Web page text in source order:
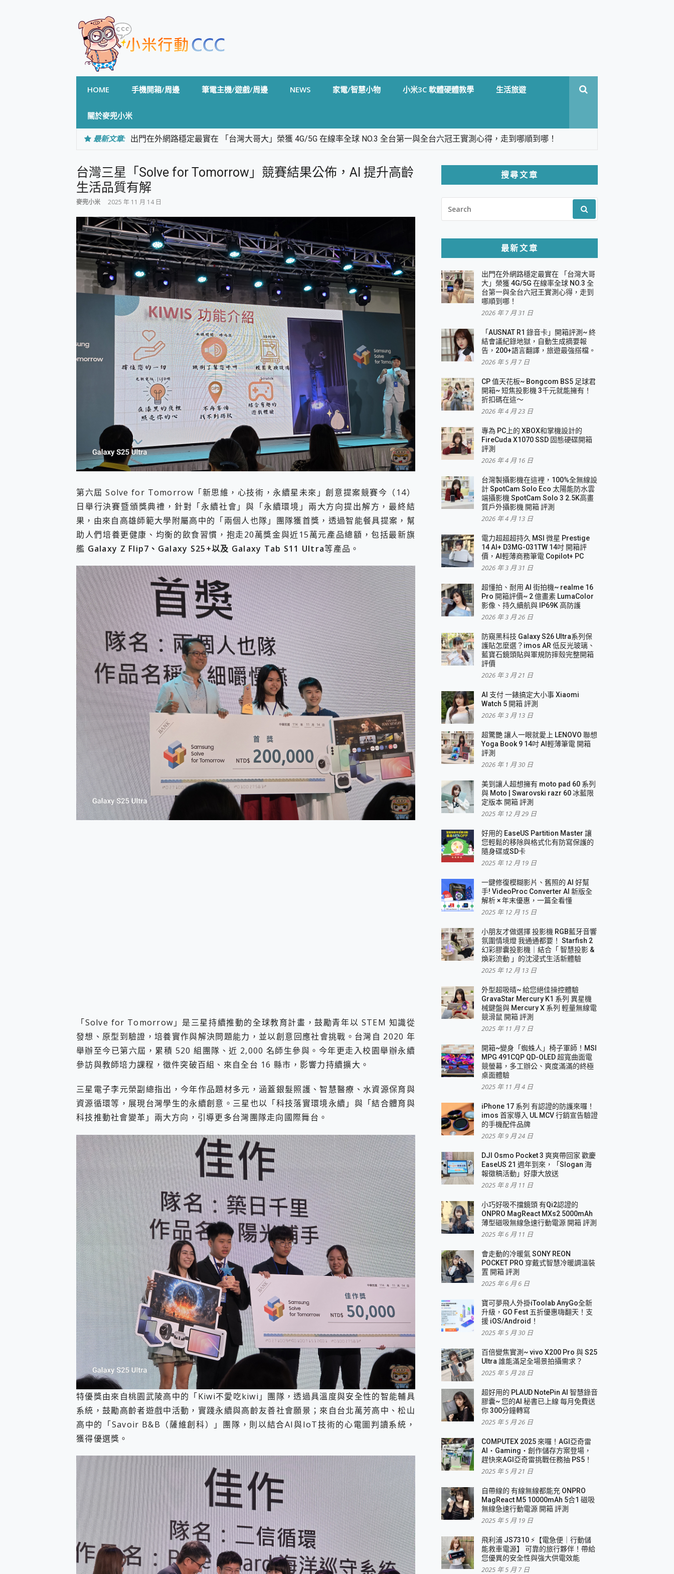
HOME 手機開箱/周邊 筆電主機/遊戲/周邊 NEWS 家電/智慧小物 小米3C 軟體硬體教學 生活旅遊
關於麥兜小米
最新文章: 出門在外網路穩定最實在 「台灣大哥大」榮獲 4G/5G 在線率全球 NO.3 全台第一與全台六冠王實測心得，走到哪順到哪！
專為 PC上的 XBOX和掌機設計的 FireCuda X1070 SSD 固態硬碟開箱 評測
台灣製攝影機在這裡，100%全無線設計 SpotCam Solo Eco 太陽能防水雲端攝影機 SpotCam Solo 3 2.5K高畫質戶外攝影機 開箱 評
測
電力超超超持久 MSI 微星 Prestige 14 AI+ D3MG-031TW 14吋 開箱評價，AI輕薄商務筆電 Copilot+ PC
超懂拍、耐用 AI 街拍機~ realme 16 Pro 開箱評價~ 2 億畫素 LumaColor 影像、持久續航與 IP69K 高防護
防窺黑科技 Galaxy S26 Ultra系列保護貼怎麼選？imos AR 低反光玻璃、藍寶石鏡頭貼與軍規防摔殼完整開箱評價
AI 支付 一錶搞定大小事 Xiaomi Watch 5 開箱 評測
超驚艷 讓人一眼就愛上 LENOVO 聯想 Yoga Book 9 14吋 AI輕薄筆電 開箱 評測
美到讓人超想擁有 moto pad 60 系列 與 Moto | Swarovski razr 60 冰藍限定版本 開箱 評測
好用的 EaseUS Partition Master 讓您輕鬆的移除與格式化有防寫保護的隨身碟或SD卡
一鍵修復模糊影片、舊照的 AI 好幫手! VideoProc Converter AI 新版全解析 × 年末優惠，一篇全看懂
小朋友才做選擇 投影機 RGB藍牙音響 氛圍情境燈 我通通都要！ Starfish 2 幻彩膠囊投影機｜結合「 智慧投影 & 煥彩流動 」的沈浸
式生活新體驗
外型超吸晴~ 給您絕佳操控體驗 GravaStar Mercury K1 系列 異星機械鍵盤與 Mercury X 系列 輕量無線電競滑鼠 開箱 評測
開箱~變身「蜘蛛人」椅子軍師！MSI MPG 491CQP QD-OLED 超寬曲面電競螢幕，多工辦公、爽度滿滿的終極桌面體驗
iPhone 17 系列 有認證的防護來囉！ imos 首家導入 UL MCV 行銷宣告驗證的手機配件品牌
DJI Osmo Pocket 3 爽爽帶回家 歡慶 EaseUS 21 週年到來，「Slogan 海報徵稿活動」好康大放送
小巧好吸不擋鏡頭 有Qi2認證的 ONPRO MagReact MXs2 5000mAh薄型磁吸無線急速行動電源 開箱 評測
會走動的冷暖氣 SONY REON POCKET PRO 穿戴式智慧冷暖調溫裝置 開箱 評測
寶可夢飛人外掛iToolab AnyGo全新升級，GO Fest 五折優惠嗨翻天！支援 iOS/Android！
百倍變焦實測~ vivo X200 Pro 與 S25 Ultra 誰能滿足全場景拍攝需求？
超好用的 PLAUD NotePin AI 智慧錄音膠囊~ 您的AI 秘書已上線 每月免費送你 300分鐘轉寫
COMPUTEX 2025 來囉！AGI亞奇雷 AI・Gaming・創作儲存方案登場，趕快來AGI亞奇雷挑戰任務抽 PS5！
自帶線的 有線無線都能充 ONPRO MagReact M5 10000mAh 5合1 磁吸無線急速行動電源 開箱 評測
飛利浦 JS7310 ⚡【電急便｜行動儲能救車電源】 可靠的旅行夥伴！帶給您優異的安全性與強大供電效能
是螢幕也是電視! 一機超多用途「MSI微星 Modern MD272UPSW 27型」 4K IPS 輕薄商用智慧聯網螢幕 開箱 評測
您的專屬AI 助手 Yoga Slim 7 Aura Edition 觸控AI筆電 開箱 評測
realme 14 Pro 超硬軍規、冰感變色實測，realme 14 5G 遊戲戰鬥值爆表，效能x娛樂全都要！
iPhone、Apple Watch、AirPods耳機 三個設備充電一起搞定 ONPRO MagReact™ M3 3 in 1可攜摺疊無線充電器 開箱 評測
動靜皆宜「HUAWEI FreeArc」開放式耳掛耳機，無感配戴! 超穩超服貼，音質、通話也很優質
好玩好拍 vivo V50 ~ 口袋裡的 Zeiss 潮流攝影棚!
給 MSI Claw 系列電競掌機 最完美的家 MSI Nest Docking Station 掌機專屬擴充底座 開箱 評測
B&O 精品級音響! Home+ 中嘉寬頻 SoundBox 劇院串流盒 開箱 評測
2億 APO蔡司長焦神機降臨~ vivo X200 Pro、vivo X200 就是這麼好拍
EaseUS Vocal Remover 免費線上去聲器一鍵去除人聲 人聲 音樂分離 2024 消除人聲推薦
3 個超值 MHN 飛人工具分享~~ iToolab AnyGo 魔物獵人 Now飛人 ios教學 不出門也可以到處走
Locawhere AnyTo 寶可夢飛人 AnyTo 不出門也可以飛遍全世界
小體積 40000mAh 超大容量 一次充5個設備 充好充滿 CUKTECH 酷態科 300W 微型充電站 開箱 評測
97.3% 恢復率，資料救援就是這麼簡單 EaseUS Data Recovery Wizard Free 18.0.0 業界最好的資料救援軟體
磁碟系統大風吹 有了 磁碟管理程式 EaseUS Partition Master 就是這麼簡單
全新 SONY Xperia 1 VI 開箱! 相機實測! 長焦覆蓋更遠更清晰、2日長續航、頂尖影音娛樂效能~
Xiaomi 14 Ultra 開箱 評測~ 有深度的 Leica 影像旗艦手機! 加碼小旗艦 Xiaomi 14 開箱 評測
vivo TWS 3e 真無線藍牙耳機智慧降噪升級、音質明亮溫潤，並支援雙設備連接~
MSI Claw 掌機專屬配件包 來囉 完美保護 MSI Claw A1M-026TW 電競掌機
人像旗艦 vivo V30 系列 開箱 評測! 首搭蔡司光學鏡頭、攝影棚級柔光環、拍攝功能最好玩的美拍神機 vivo V30 Pro
多個願望一次滿足 超強散熱 微星 MSI Claw A1M-026TW 電競掌機 開箱 評測
一吸完美對位 擁有超強吸力與超好用的隱磁支架 O-ONE MAG 最會吸的行動電源 開箱 評測
OPPO 哈蘇 300mm 專業增距鏡實測：Find X9 Ultra 光學長焦隨手拍，紀錄生活就是這麼簡單
Motorola edge 70 pro 及 moto g37 power上市，登錄在送飛利浦氣炸鍋
近八千元的 Soundcore Liberty 5 Pro Max，有螢幕的耳機會是智商稅嗎?
ASUS Pad 全面應援 Me Time，加碼愛奇藝黃金雙周卡體驗，專案價最低 NT$0 起
台灣三星「Solve for Tomorrow」競賽結果公佈，AI 提升高齡
生活品質有解
麥兜小米 2025 年 11 月 14 日
第六屆 Solve for Tomorrow「新思維，心技術，永續星未來」創意提案競賽今（14）
日舉行決賽暨頒獎典禮，針對「永續社會」與「永續環境」兩大方向提出解方，最終結
果，由來自高雄師範大學附屬高中的「兩個人也隊」團隊獲首獎，透過智能餐具提案，幫
助人們培養更健康、均衡的飲食習慣，抱走20萬獎金與近15萬元產品總額，包括最新旗
艦 Galaxy Z Flip7、Galaxy S25+以及 Galaxy Tab S11 Ultra等產品。
「Solve for Tomorrow」是三星持續推動的全球教育計畫，鼓勵青年以 STEM 知識從
發想、原型到驗證，培養實作與解決問題能力，並以創意回應社會挑戰。台灣自 2020 年
舉辦至今已第六屆，累積 520 組團隊、近 2,000 名師生參與。今年更走入校園舉辦永續
參訪與教師培力課程，徵件突破百組、來自全台 16 縣市，影響力持續擴大。
三星電子李元榮副總指出，今年作品題材多元，涵蓋銀髮照護、智慧醫療、水資源保育與
資源循環等，展現台灣學生的永續創意。三星也以「科技落實環境永續」與「結合體育與
科技推動社會變革」兩大方向，引導更多台灣團隊走向國際舞台。
特優獎由來自桃園武陵高中的「Kiwi不愛吃kiwi」團隊，透過具溫度與安全性的智能輔具
系統，鼓勵高齡者遊戲中活動，實踐永續與高齡友善社會願景；來自台北萬芳高中、松山
高中的「Savoir B&B（薩維創科）」團隊，則以結合AI與IoT技術的心電圖判讀系統，
獲得優選獎。
搜尋文章
FOR:
最新文章
出門在外網路穩定最實在 「台灣大哥
大」榮獲 4G/5G 在線率全球 NO.3 全
台第一與全台六冠王實測心得，走到
哪順到哪！
2026 年 7 月 31 日
「AUSNAT R1 錄音卡」開箱評測~ 終
結會議紀錄地獄，自動生成摘要報
告，200+語言翻譯，旅遊最強搭檔。
2026 年 5 月 7 日
CP 值天花板~ Bongcom BS5 足球君
開箱~ 短焦投影機 3千元就能擁有！
折扣碼在這～
2026 年 4 月 23 日
專為 PC上的 XBOX和掌機設計的
FireCuda X1070 SSD 固態硬碟開箱
評測
2026 年 4 月 16 日
台灣製攝影機在這裡，100%全無線設
計 SpotCam Solo Eco 太陽能防水雲
端攝影機 SpotCam Solo 3 2.5K高畫
質戶外攝影機 開箱 評測
2026 年 4 月 13 日
電力超超超持久 MSI 微星 Prestige
14 AI+ D3MG-031TW 14吋 開箱評
價，AI輕薄商務筆電 Copilot+ PC
2026 年 3 月 31 日
超懂拍、耐用 AI 街拍機~ realme 16
Pro 開箱評價~ 2 億畫素 LumaColor
影像、持久續航與 IP69K 高防護
2026 年 3 月 26 日
防窺黑科技 Galaxy S26 Ultra系列保
護貼怎麼選？imos AR 低反光玻璃、
藍寶石鏡頭貼與軍規防摔殼完整開箱
評價
2026 年 3 月 21 日
AI 支付 一錶搞定大小事 Xiaomi
Watch 5 開箱 評測
2026 年 3 月 13 日
超驚艷 讓人一眼就愛上 LENOVO 聯想
Yoga Book 9 14吋 AI輕薄筆電 開箱
評測
2026 年 1 月 30 日
美到讓人超想擁有 moto pad 60 系列
與 Moto | Swarovski razr 60 冰藍限
定版本 開箱 評測
2025 年 12 月 29 日
好用的 EaseUS Partition Master 讓
您輕鬆的移除與格式化有防寫保護的
隨身碟或SD卡
2025 年 12 月 19 日
一鍵修復模糊影片、舊照的 AI 好幫
手! VideoProc Converter AI 新版全
解析 × 年末優惠，一篇全看懂
2025 年 12 月 15 日
小朋友才做選擇 投影機 RGB藍牙音響
氛圍情境燈 我通通都要！ Starfish 2
幻彩膠囊投影機｜結合「 智慧投影 &
煥彩流動 」的沈浸式生活新體驗
2025 年 12 月 13 日
外型超吸晴~ 給您絕佳操控體驗
GravaStar Mercury K1 系列 異星機
械鍵盤與 Mercury X 系列 輕量無線電
競滑鼠 開箱 評測
2025 年 11 月 7 日
開箱~變身「蜘蛛人」椅子軍師！MSI
MPG 491CQP QD-OLED 超寬曲面電
競螢幕，多工辦公、爽度滿滿的終極
桌面體驗
2025 年 11 月 4 日
iPhone 17 系列 有認證的防護來囉！
imos 首家導入 UL MCV 行銷宣告驗證
的手機配件品牌
2025 年 9 月 24 日
DJI Osmo Pocket 3 爽爽帶回家 歡慶
EaseUS 21 週年到來，「Slogan 海
報徵稿活動」好康大放送
2025 年 8 月 11 日
小巧好吸不擋鏡頭 有Qi2認證的
ONPRO MagReact MXs2 5000mAh
薄型磁吸無線急速行動電源 開箱 評測
2025 年 6 月 11 日
會走動的冷暖氣 SONY REON
POCKET PRO 穿戴式智慧冷暖調溫裝
置 開箱 評測
2025 年 6 月 6 日
寶可夢飛人外掛iToolab AnyGo全新
升級，GO Fest 五折優惠嗨翻天！支
援 iOS/Android！
2025 年 5 月 30 日
百倍變焦實測~ vivo X200 Pro 與 S25
Ultra 誰能滿足全場景拍攝需求？
2025 年 5 月 28 日
超好用的 PLAUD NotePin AI 智慧錄音
膠囊~ 您的AI 秘書已上線 每月免費送
你 300分鐘轉寫
2025 年 5 月 26 日
COMPUTEX 2025 來囉！AGI亞奇雷
AI・Gaming・創作儲存方案登場，
趕快來AGI亞奇雷挑戰任務抽 PS5！
2025 年 5 月 21 日
自帶線的 有線無線都能充 ONPRO
MagReact M5 10000mAh 5合1 磁吸
無線急速行動電源 開箱 評測
2025 年 5 月 19 日
飛利浦 JS7310 ⚡【電急便｜行動儲
能救車電源】 可靠的旅行夥伴！帶給
您優異的安全性與強大供電效能
2025 年 5 月 7 日